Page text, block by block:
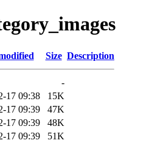
Size Description
-
17 09:38
15K
17 09:39
47K
17 09:39
48K
17 09:39
51K